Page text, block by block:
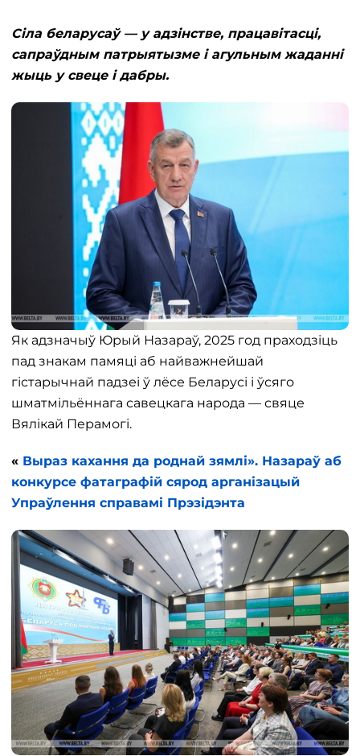
Сіла беларусаў — у адзінстве, працавітасці,
сапраўдным патрыятызме і агульным жаданні
жыць у свеце і дабры.
Як адзначыў Юрый Назараў, 2025 год праходзіць
пад знакам памяці аб найважнейшай
гістарычнай падзеі ў лёсе Беларусі і ўсяго
шматмільённага савецкага народа — свяце
Вялікай Перамогі.
« Выраз кахання да роднай зямлі». Назараў аб
конкурсе фатаграфій сярод арганізацый
Упраўлення справамі Прэзідэнта